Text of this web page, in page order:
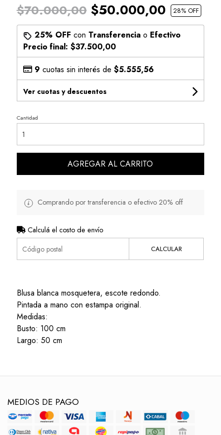
$70.000,00$50.000,00 28% OFF
25% OFF con Transferenciao Efectivo
Precio final: $37.500,00
9 cuotas sin interés de $5.555,56
Ver cuotas y descuentos
Cantidad
AGREGAR AL CARRITO
Comprando por transferencia o efectivo 20% off
Calculá el costo de envío
CALCULAR
Blusa blanca mosquetera, escote redondo.
Pintada a mano con estampa original.
Medidas:
Busto: 100 cm
Largo: 50 cm
MEDIOS DE PAGO